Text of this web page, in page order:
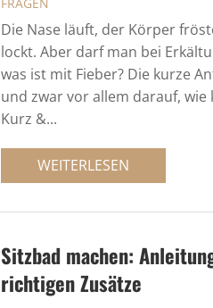
Die Nase läuft, der Körper
lockt. Aber darf man bei
was ist mit Fieber? Die kurze
und zwar vor allem darauf,
Kurz &...
WEITERLESEN
Sitzbad machen:
richtigen Zusätze